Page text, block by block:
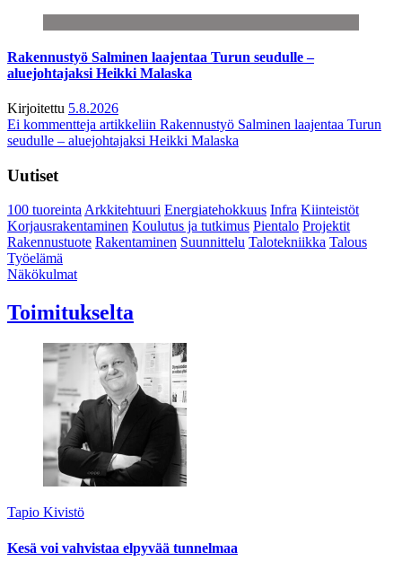
Rakennustyö Salminen laajentaa Turun seudulle –
aluejohtajaksi Heikki Malaska
Kirjoitettu 5.8.2026
Ei kommentteja artikkeliin Rakennustyö Salminen laajentaa Turun
seudulle – aluejohtajaksi Heikki Malaska
Uutiset
100 tuoreintaArkkitehtuuri Energiatehokkuus Infra Kiinteistöt
Korjausrakentaminen Koulutus ja tutkimus Pientalo Projektit
Rakennustuote Rakentaminen Suunnittelu Talotekniikka Talous
Työelämä
Näkökulmat
Toimitukselta
Tapio Kivistö
Kesä voi vahvistaa elpyvää tunnelmaa